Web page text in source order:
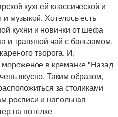
кухней классической и
музыкой. Хотелось есть
кухни и новинки от шефа
и травяной чай с бальзамом.
творога. И,
в креманке "Назад
вкусно. Таким образом,
за столиками
росписи и напольная
на потолке